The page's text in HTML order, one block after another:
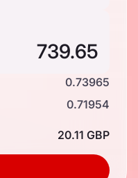
0.73965
0.71954
20.11 GBP